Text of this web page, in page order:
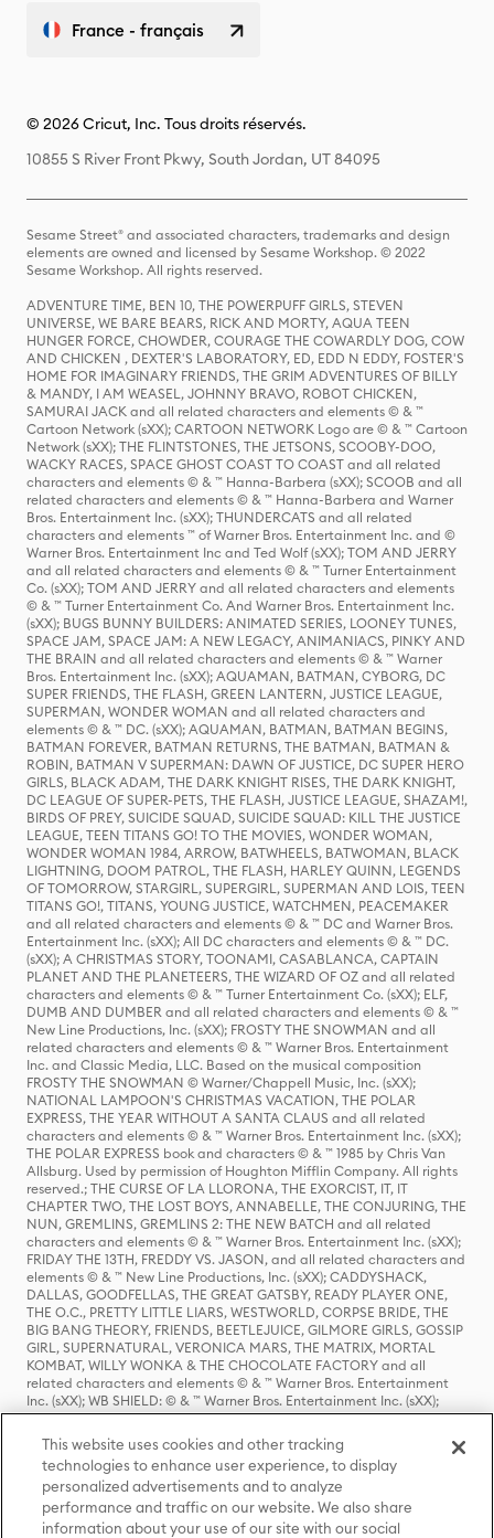
France - français
© 2026 Cricut, Inc. Tous droits réservés.
10855 S River Front Pkwy, South Jordan, UT 84095
Sesame Street® and associated characters, trademarks and design
elements are owned and licensed by Sesame Workshop. © 2022
Sesame Workshop. All rights reserved.
ADVENTURE TIME, BEN 10, THE POWERPUFF GIRLS, STEVEN
UNIVERSE, WE BARE BEARS, RICK AND MORTY, AQUA TEEN
HUNGER FORCE, CHOWDER, COURAGE THE COWARDLY DOG, COW
AND CHICKEN , DEXTER'S LABORATORY, ED, EDD N EDDY, FOSTER'S
HOME FOR IMAGINARY FRIENDS, THE GRIM ADVENTURES OF BILLY
& MANDY, I AM WEASEL, JOHNNY BRAVO, ROBOT CHICKEN,
SAMURAI JACK and all related characters and elements © & ™
Cartoon Network (sXX); CARTOON NETWORK Logo are © & ™ Cartoon
Network (sXX); THE FLINTSTONES, THE JETSONS, SCOOBY-DOO,
WACKY RACES, SPACE GHOST COAST TO COAST and all related
characters and elements © & ™ Hanna-Barbera (sXX); SCOOB and all
related characters and elements © & ™ Hanna-Barbera and Warner
Bros. Entertainment Inc. (sXX); THUNDERCATS and all related
characters and elements ™ of Warner Bros. Entertainment Inc. and ©
Warner Bros. Entertainment Inc and Ted Wolf (sXX); TOM AND JERRY
and all related characters and elements © & ™ Turner Entertainment
Co. (sXX); TOM AND JERRY and all related characters and elements
© & ™ Turner Entertainment Co. And Warner Bros. Entertainment Inc.
(sXX); BUGS BUNNY BUILDERS: ANIMATED SERIES, LOONEY TUNES,
SPACE JAM, SPACE JAM: A NEW LEGACY, ANIMANIACS, PINKY AND
THE BRAIN and all related characters and elements © & ™ Warner
Bros. Entertainment Inc. (sXX); AQUAMAN, BATMAN, CYBORG, DC
SUPER FRIENDS, THE FLASH, GREEN LANTERN, JUSTICE LEAGUE,
SUPERMAN, WONDER WOMAN and all related characters and
elements © & ™ DC. (sXX); AQUAMAN, BATMAN, BATMAN BEGINS,
BATMAN FOREVER, BATMAN RETURNS, THE BATMAN, BATMAN &
ROBIN, BATMAN V SUPERMAN: DAWN OF JUSTICE, DC SUPER HERO
GIRLS, BLACK ADAM, THE DARK KNIGHT RISES, THE DARK KNIGHT,
DC LEAGUE OF SUPER-PETS, THE FLASH, JUSTICE LEAGUE, SHAZAM!,
BIRDS OF PREY, SUICIDE SQUAD, SUICIDE SQUAD: KILL THE JUSTICE
LEAGUE, TEEN TITANS GO! TO THE MOVIES, WONDER WOMAN,
WONDER WOMAN 1984, ARROW, BATWHEELS, BATWOMAN, BLACK
LIGHTNING, DOOM PATROL, THE FLASH, HARLEY QUINN, LEGENDS
OF TOMORROW, STARGIRL, SUPERGIRL, SUPERMAN AND LOIS, TEEN
TITANS GO!, TITANS, YOUNG JUSTICE, WATCHMEN, PEACEMAKER
and all related characters and elements © & ™ DC and Warner Bros.
Entertainment Inc. (sXX); All DC characters and elements © & ™ DC.
(sXX); A CHRISTMAS STORY, TOONAMI, CASABLANCA, CAPTAIN
PLANET AND THE PLANETEERS, THE WIZARD OF OZ and all related
characters and elements © & ™ Turner Entertainment Co. (sXX); ELF,
DUMB AND DUMBER and all related characters and elements © & ™
New Line Productions, Inc. (sXX); FROSTY THE SNOWMAN and all
related characters and elements © & ™ Warner Bros. Entertainment
Inc. and Classic Media, LLC. Based on the musical composition
FROSTY THE SNOWMAN © Warner/Chappell Music, Inc. (sXX);
NATIONAL LAMPOON'S CHRISTMAS VACATION, THE POLAR
EXPRESS, THE YEAR WITHOUT A SANTA CLAUS and all related
characters and elements © & ™ Warner Bros. Entertainment Inc. (sXX);
THE POLAR EXPRESS book and characters © & ™ 1985 by Chris Van
Allsburg. Used by permission of Houghton Mifflin Company. All rights
reserved.; THE CURSE OF LA LLORONA, THE EXORCIST, IT, IT
CHAPTER TWO, THE LOST BOYS, ANNABELLE, THE CONJURING, THE
NUN, GREMLINS, GREMLINS 2: THE NEW BATCH and all related
characters and elements © & ™ Warner Bros. Entertainment Inc. (sXX);
FRIDAY THE 13TH, FREDDY VS. JASON, and all related characters and
elements © & ™ New Line Productions, Inc. (sXX); CADDYSHACK,
DALLAS, GOODFELLAS, THE GREAT GATSBY, READY PLAYER ONE,
THE O.C., PRETTY LITTLE LIARS, WESTWORLD, CORPSE BRIDE, THE
BIG BANG THEORY, FRIENDS, BEETLEJUICE, GILMORE GIRLS, GOSSIP
GIRL, SUPERNATURAL, VERONICA MARS, THE MATRIX, MORTAL
KOMBAT, WILLY WONKA & THE CHOCOLATE FACTORY and all
related characters and elements © & ™ Warner Bros. Entertainment
Inc. (sXX); WB SHIELD: © & ™ Warner Bros. Entertainment Inc. (sXX);
HOUSE OF THE DRAGON, GAME OF THRONES, and all related
characters and elements © & ™ Home Box Office, Inc. (sXX); CHILLING
ADVENTURES OF SABRINA, RIVERDALE © & ™ Warner Bros.
Entertainment Inc. Archie Comics and all related characters and
elements © & ™ Archie Comic Publications, Inc. Used with permission.
(sXX); SEINFELD and all related characters and elements © & ™ Castle
Rock Entertainment. (sXX); TED LASSO © & ™ Warner Bros.
This website uses cookies and other tracking
technologies to enhance user experience, to display
personalized advertisements and to analyze
performance and traffic on our website. We also share
information about your use of our site with our social